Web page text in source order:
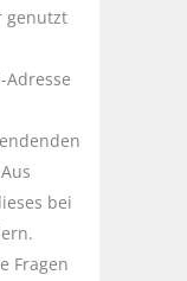
genutzt
Adresse
bei
Fragen